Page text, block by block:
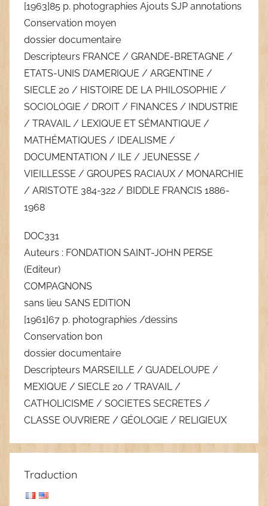
[1963]85 p. photographies Ajouts SJP annotations
Conservation moyen
dossier documentaire
Descripteurs FRANCE / GRANDE-BRETAGNE /
ETATS-UNIS D’AMERIQUE / ARGENTINE /
SIECLE 20 / HISTOIRE DE LA PHILOSOPHIE /
SOCIOLOGIE / DROIT / FINANCES / INDUSTRIE
/ TRAVAIL / LEXIQUE ET SÉMANTIQUE /
MATHÉMATIQUES / IDEALISME /
DOCUMENTATION / ILE / JEUNESSE /
VIEILLESSE / GROUPES RACIAUX / MONARCHIE
/ ARISTOTE 384-322 / BIDDLE FRANCIS 1886-
1968
DOC331
Auteurs : FONDATION SAINT-JOHN PERSE
(Editeur)
COMPAGNONS
sans lieu SANS EDITION
[1961]67 p. photographies /dessins
Conservation bon
dossier documentaire
Descripteurs MARSEILLE / GUADELOUPE /
MEXIQUE / SIECLE 20 / TRAVAIL /
CATHOLICISME / SOCIETES SECRETES /
CLASSE OUVRIERE / GÉOLOGIE / RELIGIEUX
Traduction